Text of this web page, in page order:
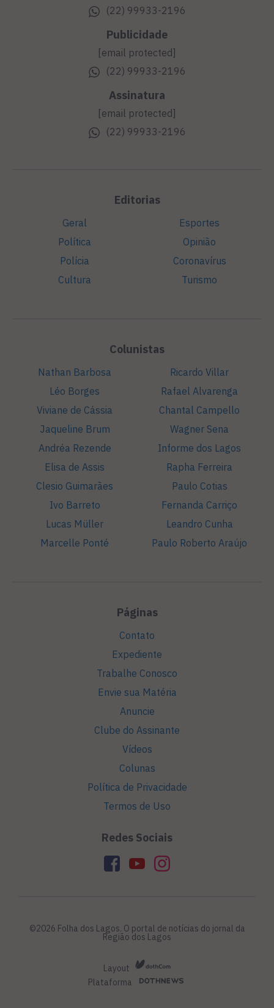
(22) 99933-2196
Publicidade
[email protected]
(22) 99933-2196
Assinatura
[email protected]
(22) 99933-2196
Editorias
Geral
Política
Polícia
Cultura
Esportes
Opinião
Coronavírus
Turismo
Colunistas
Nathan Barbosa
Léo Borges
Viviane de Cássia
Jaqueline Brum
Andréa Rezende
Elisa de Assis
Clesio Guimarães
Ivo Barreto
Lucas Müller
Marcelle Ponté
Ricardo Villar
Rafael Alvarenga
Chantal Campello
Wagner Sena
Informe dos Lagos
Rapha Ferreira
Paulo Cotias
Fernanda Carriço
Leandro Cunha
Paulo Roberto Araújo
Páginas
Contato
Expediente
Trabalhe Conosco
Envie sua Matéria
Anuncie
Clube do Assinante
Vídeos
Colunas
Política de Privacidade
Termos de Uso
Redes Sociais
©2026 Folha dos Lagos. O portal de notícias do jornal da
Região dos Lagos
Layout
Plataforma